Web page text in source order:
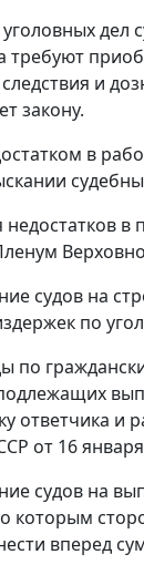
дел
требуют
и
закону.
в
недостатков
судов на
по
по
ответчика и
от 16 января
судов на
которым
вперед